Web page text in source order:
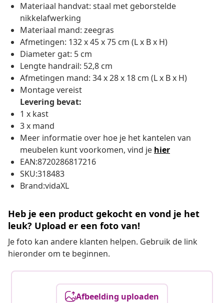
Materiaal handvat: staal met geborstelde
nikkelafwerking
Materiaal mand: zeegras
Afmetingen: 132 x 45 x 75 cm (L x B x H)
Diameter gat: 5 cm
Lengte handrail: 52,8 cm
Afmetingen mand: 34 x 28 x 18 cm (L x B x H)
Montage vereist
Levering bevat:
1 x kast
3 x mand
Meer informatie over hoe je het kantelen van
meubelen kunt voorkomen, vind je hier
EAN:8720286817216
SKU:318483
Brand:vidaXL
Heb je een product gekocht en vond je het
leuk? Upload er een foto van!
Je foto kan andere klanten helpen. Gebruik de link
hieronder om te beginnen.
Afbeelding uploaden